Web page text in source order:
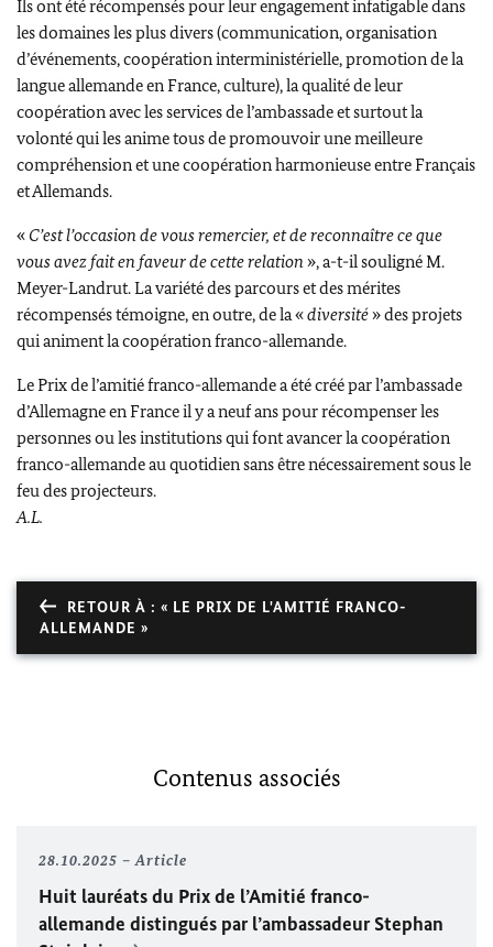
Ils ont été récompensés pour leur engagement infatigable dans
les domaines les plus divers (communication, organisation
d’événements, coopération interministérielle, promotion de la
langue allemande en France, culture), la qualité de leur
coopération avec les services de l’ambassade et surtout la
volonté qui les anime tous de promouvoir une meilleure
compréhension et une coopération harmonieuse entre Français
et Allemands.
« C’est l’occasion de vous remercier, et de reconnaître ce que
vous avez fait en faveur de cette relation», a-t-il souligné M.
Meyer-Landrut. La variété des parcours et des mérites
récompensés témoigne, en outre, de la «diversité» des projets
qui animent la coopération franco-allemande.
Le Prix de l’amitié franco-allemande a été créé par l’ambassade
d’Allemagne en France il y a neuf ans pour récompenser les
personnes ou les institutions qui font avancer la coopération
franco-allemande au quotidien sans être nécessairement sous le
feu des projecteurs.
A.L.
RETOUR À : « LE PRIX DE L'AMITIÉ FRANCO-
ALLEMANDE »
Contenus associés
28.10.2025 Article
Huit lauréats du Prix de l’Amitié franco-
allemande distingués par l’ambassadeurStephan